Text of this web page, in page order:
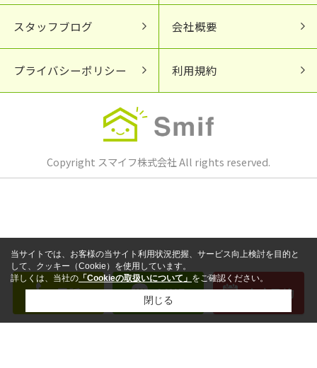
スタッフブログ 会社概要
プライバシーポリシー 利用規約
Copyright スマイフ株式会社 All rights reserved.
電話 LINE 来店予約
当サイトでは、お客様の当サイト利用状況把握、サービス向上検討を目的と
して、クッキー（Cookie）を使用しています。
詳しくは、当社の 「Cookieの取扱いについて」 をご確認ください。
閉じる